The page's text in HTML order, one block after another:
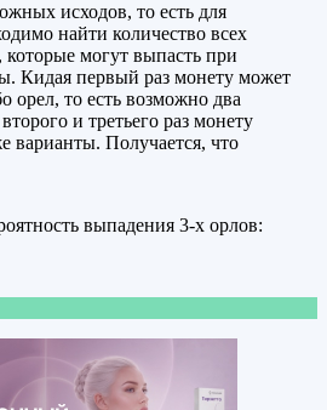
исходов, то есть для
найти количество всех
могут выпасть при
Кидая первый раз монету может
орел, то есть возможно два
и третьего раз монету
варианты. Получается, что
выпадения 3-х орлов: